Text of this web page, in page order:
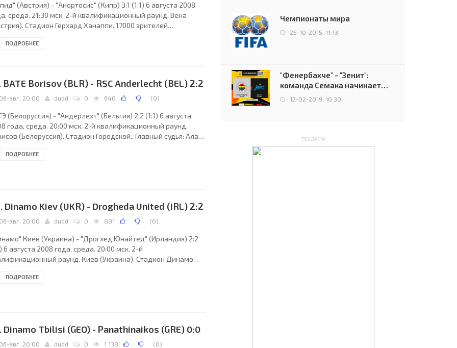
(Австрия) - "Анортосис" (Кипр) 3:1 (1:1) 6 августа 2008
среда. 21:30 мск. 2-й квалификационный раунд. Вена
Стадион Герхард Ханаппи. 17000 зрителей
Георг Кох, Андреас Добер (Кристиан Тонхофер, 34),
Эрвин Хоффер. Главный тренер - Петер
ПОДРОБНЕЕ
BATE Borisov (BLR) - RSC Anderlecht (BEL) 2:2
06-авг, 20:00 dudd 0 640 (0)
(Белоруссия) - "Андерлехт" (Бельгия) 2:2 (1:1) 6 августа
года, среда. 20:00 мск. 2-й квалификационный раунд.
(Белоруссия). Стадион Городской.. Главный судья: Алан
90+3), Александр Юревич, Владимир Ржевский,
ПОДРОБНЕЕ
Dinamo Kiev (UKR) - Drogheda United (IRL) 2:2
06-авг, 20:00 dudd 0 881 (0)
Киев (Украина) - "Дрогхед Юнайтед" (Ирландия) 2:2
6 августа 2008 года, среда. 20:00 мск. 2-й
раунд. Киев (Украина). Стадион Динамо
Главный судья: Джюнейт Чакыр (Стамбул, Турция).
ПОДРОБНЕЕ
Dinamo Tbilisi (GEO) - Panathinaikos (GRE) 0:0
06-авг, 20:00 dudd 0 1 138 (0)
Чемпионаты мира
25-10-2015, 11:13
"Фенербахче" - "Зенит":
команда Семака начинает
путь в плей-офф Лиги
12-02-2019, 10:30
РЕКЛАМА